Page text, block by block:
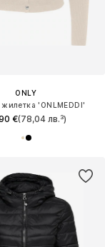
ONLY
жилетка 'ONLMEDDI'
€(78,04 лв.³)